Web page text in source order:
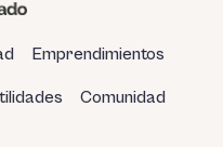
Emprendimientos
Comunidad